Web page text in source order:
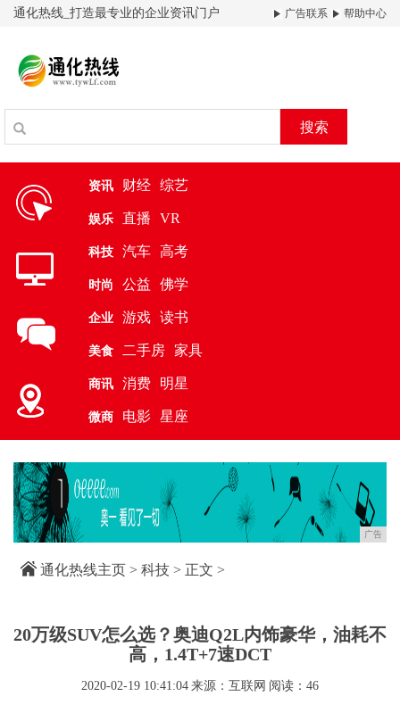
通化热线_打造最专业的企业资讯门户 广告联系 帮助中心
搜索
资讯 财经 综艺
娱乐 直播 VR
科技 汽车 高考
时尚 公益 佛学
企业 游戏 读书
美食 二手房 家具
商讯 消费 明星
微商 电影 星座
广告
通化热线主页 > 科技 > 正文 >
20万级SUV怎么选？奥迪Q2L内饰豪华，油耗不
高，1.4T+7速DCT
2020-02-19 10:41:04 来源：互联网 阅读：46